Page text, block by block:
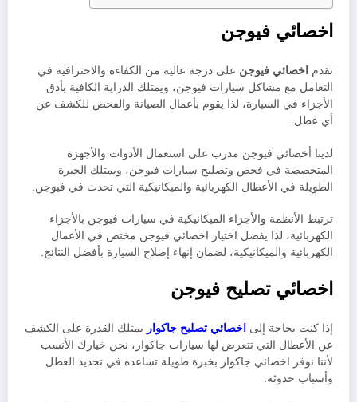
اخصائي فيوجن
نقدم اخصائي فيوجن على درجة عالية من الكفاءة والاحترافية في
التعامل مع مشاكل سيارات فيوجن، ويمتلك الدراية الكافية بأدق
الأجزاء في السيارة، لذا يقوم بأعمال الصيانة والفحص للكشف عن
أي عطل.
لدينا أخصائي فيوجن مدرب على استعمال الأدوات والأجهزة
المتخصصة في فحص وتصليح سيارات فيوجن، ويمتلك الخبرة
الطويلة في الأعطال الكهربائية والميكانيكية التي تحدث في فيوجن.
ترتبط الأنظمة والأجزاء الميكانيكية في سيارات فيوجن بالأجزاء
الكهربائية، لذا يفضل اختيار اخصائي فيوجن مختص في الأعمال
الكهربائية والميكانيكية، لضمان إنهاء إصلاح السيارة بأفضل النتائج.
اخصائي تصليح فيوجن
إذا كنت بحاجة إلى اخصائي تصليح جاكوار يمتلك القدرة على الكشف
عن الأعطال التي تتعرض لها سيارات جاكوار، نحن خيارك الأنسب
لأننا نوفر اخصائي جاكوار بخبرة طويلة تساعده في تحديد العطل
وأسباب حدوثه.